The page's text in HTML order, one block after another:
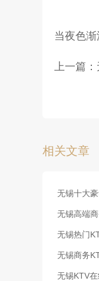
当夜色
上一篇：
相关文章
无锡十大
无锡高端
无锡热门
无锡商务
无锡KTV